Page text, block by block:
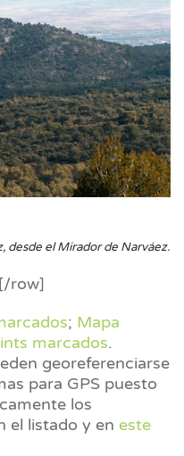
desde el Mirador de Narváez.
row]
; Mapa
marcados.
georeferenciarse
para GPS puesto
los
el listado y en este